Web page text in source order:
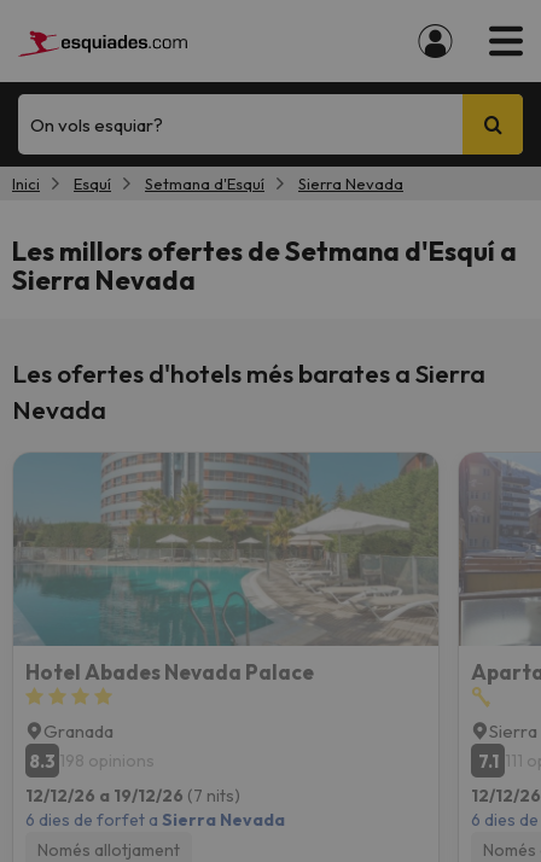
On vols esquiar?
Inici Esquí Setmana d'Esquí Sierra Nevada
Les millors ofertes de Setmana d'Esquí a
Sierra Nevada
Les ofertes d'hotels més barates a Sierra
Nevada
Hotel Abades Nevada Palace
Granada
8.3 198 opinions
12/12/26 a 19/12/26 (7 nits)
6 dies de forfet a Sierra Nevada
Només allotjament
7.1 111
12/12/
6 dies